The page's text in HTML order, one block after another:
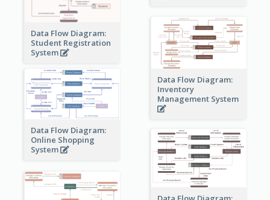
Data Flow Diagram:
Student Registration
System
Data Flow Diagram:
Inventory
Management System
Data Flow Diagram:
Online Shopping
System